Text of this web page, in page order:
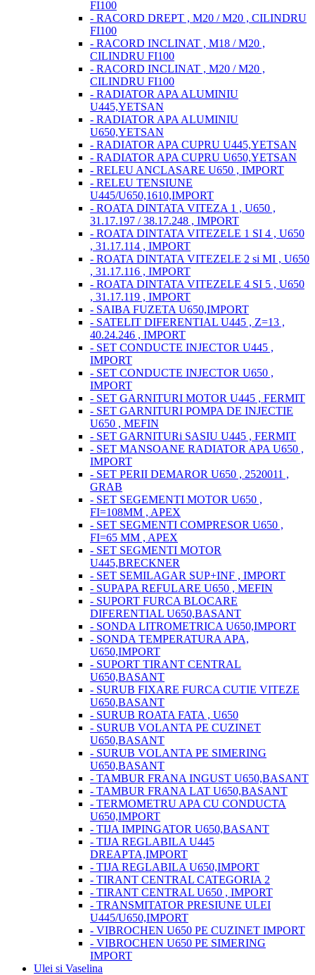
FI100
- RACORD DREPT , M20 / M20 , CILINDRU
FI100
- RACORD INCLINAT , M18 / M20 ,
CILINDRU FI100
- RACORD INCLINAT , M20 / M20 ,
CILINDRU FI100
- RADIATOR APA ALUMINIU
U445,YETSAN
- RADIATOR APA ALUMINIU
U650,YETSAN
- RADIATOR APA CUPRU U445,YETSAN
- RADIATOR APA CUPRU U650,YETSAN
- RELEU ANCLASARE U650 , IMPORT
- RELEU TENSIUNE
U445/U650,1610,IMPORT
- ROATA DINTATA VITEZA 1 , U650 ,
31.17.197 / 38.17.248 , IMPORT
- ROATA DINTATA VITEZELE 1 SI 4 , U650
, 31.17.114 , IMPORT
- ROATA DINTATA VITEZELE 2 si MI , U650
, 31.17.116 , IMPORT
- ROATA DINTATA VITEZELE 4 SI 5 , U650
, 31.17.119 , IMPORT
- SAIBA FUZETA U650,IMPORT
- SATELIT DIFERENTIAL U445 , Z=13 ,
40.24.246 , IMPORT
- SET CONDUCTE INJECTOR U445 ,
IMPORT
- SET CONDUCTE INJECTOR U650 ,
IMPORT
- SET GARNITURI MOTOR U445 , FERMIT
- SET GARNITURI POMPA DE INJECTIE
U650 , MEFIN
- SET GARNITURi SASIU U445 , FERMIT
- SET MANSOANE RADIATOR APA U650 ,
IMPORT
- SET PERII DEMAROR U650 , 2520011 ,
GRAB
- SET SEGEMENTI MOTOR U650 ,
FI=108MM , APEX
- SET SEGMENTI COMPRESOR U650 ,
FI=65 MM , APEX
- SET SEGMENTI MOTOR
U445,BRECKNER
- SET SEMILAGAR SUP+INF , IMPORT
- SUPAPA REFULARE U650 , MEFIN
- SUPORT FURCA BLOCARE
DIFERENTIAL U650,BASANT
- SONDA LITROMETRICA U650,IMPORT
- SONDA TEMPERATURA APA,
U650,IMPORT
- SUPORT TIRANT CENTRAL
U650,BASANT
- SURUB FIXARE FURCA CUTIE VITEZE
U650,BASANT
- SURUB ROATA FATA , U650
- SURUB VOLANTA PE CUZINET
U650,BASANT
- SURUB VOLANTA PE SIMERING
U650,BASANT
- TAMBUR FRANA INGUST U650,BASANT
- TAMBUR FRANA LAT U650,BASANT
- TERMOMETRU APA CU CONDUCTA
U650,IMPORT
- TIJA IMPINGATOR U650,BASANT
- TIJA REGLABILA U445
DREAPTA,IMPORT
- TIJA REGLABILA U650,IMPORT
- TIRANT CENTRAL CATEGORIA 2
- TIRANT CENTRAL U650 , IMPORT
- TRANSMITATOR PRESIUNE ULEI
U445/U650,IMPORT
- VIBROCHEN U650 PE CUZINET IMPORT
- VIBROCHEN U650 PE SIMERING
IMPORT
Ulei si Vaselina